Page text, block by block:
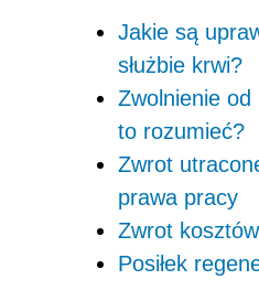
Jakie są
służbie krwi?
Zwolnienie
to rozumieć?
Zwrot
prawa pracy
Zwrot
Posiłek